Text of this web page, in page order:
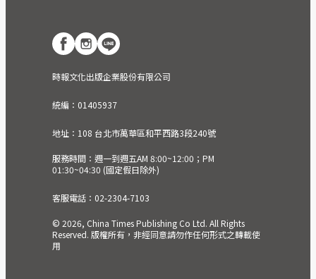
時報文化出版企業股份有限公司
統編：01405937
地址：108 台北市萬華區和平西路3段240號
服務時間：週一到週五AM 8:00~12:00；PM
01:30~04:30 (國定假日除外)
客服電話：02-2304-7103
© 2026, China Times Publishing Co Ltd. All Rights
Reserved. 版權所有，非經同意請勿作任何形式之轉載使
用